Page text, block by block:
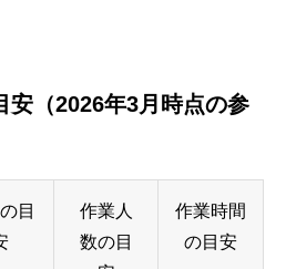
安（2026年3月時点の参
目
作業人
数の目
作業時間
の目安